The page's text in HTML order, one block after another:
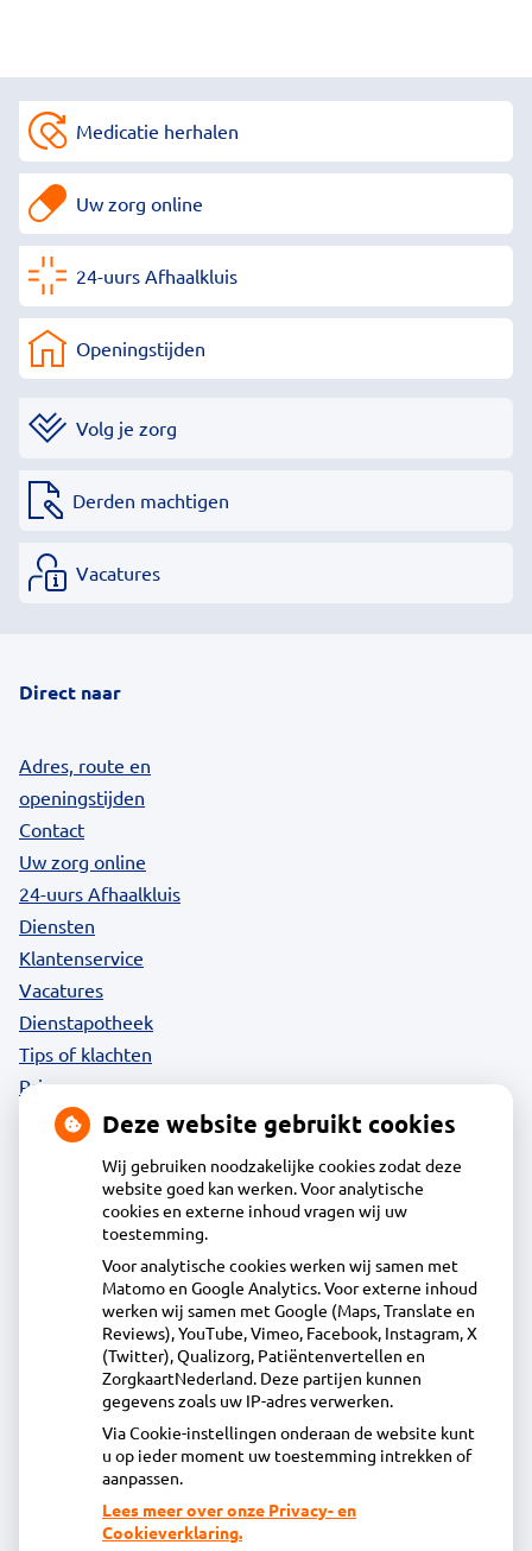
Medicatie herhalen
Uw zorg online
24-uurs Afhaalkluis
Openingstijden
Volg je zorg
Derden machtigen
Vacatures
Direct naar
Adres, route en
openingstijden
Contact
Uw zorg online
24-uurs Afhaalkluis
Diensten
Klantenservice
Vacatures
Dienstapotheek
Tips of klachten
Privacy
Acdapha Apotheek De Mare
Wielingenweg 1, 1826BC Alkmaar
072-5618440
info@apotheekdemare.nl
Inschrijven
Centrale administratie
Heeft u vragen of opmerkingen over uw
Deze website gebruikt cookies
Wij gebruiken noodzakelijke cookies zodat deze
website goed kan werken. Voor analytische
cookies en externe inhoud vragen wij uw
toestemming.
Voor analytische cookies werken wij samen met
Matomo en Google Analytics. Voor externe inhoud
werken wij samen met Google (Maps, Translate en
Reviews), YouTube, Vimeo, Facebook, Instagram, X
(Twitter), Qualizorg, Patiëntenvertellen en
ZorgkaartNederland. Deze partijen kunnen
gegevens zoals uw IP-adres verwerken.
Via Cookie-instellingen onderaan de website kunt
u op ieder moment uw toestemming intrekken of
aanpassen.
Lees meer over onze Privacy- en
Cookieverklaring.